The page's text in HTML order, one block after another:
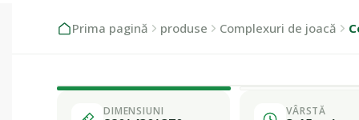
Prima pagină produse Complexuri de joacă
Fabricat în
DIMENSIUNI VÂRSTĂ